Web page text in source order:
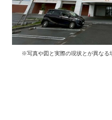
※写真や図と実際の現状とが異なる